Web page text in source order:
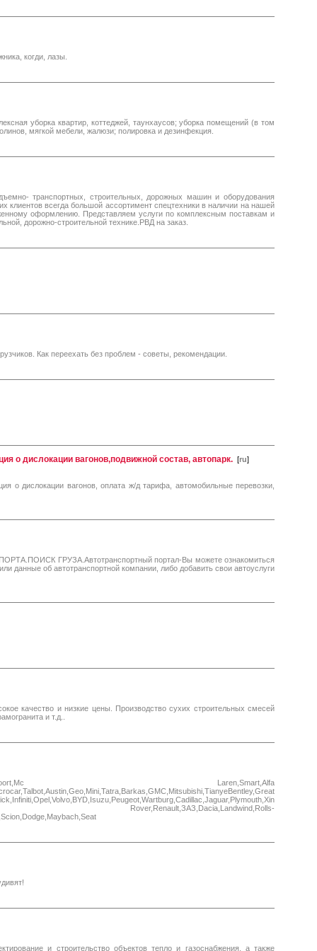
когди, лазы.
уборка квартир, коттеджей, таунхаусов; уборка помещений (в том
мягкой мебели, жалюзи; полировка и дезинфекция.
транспортных, строительных, дорожных машин и оборудования
клиентов всегда большой ассортимент спецтехники в наличии на нашей
оформлению. Представляем услуги по комплексным поставкам и
дорожно-строительной технике.РВД на заказ.
Как переехать без проблем - советы, рекомендации.
о дислокации вагонов,подвижной состав, автопарк. [ru]
о дислокации вагонов, оплата ж/д тарифа, автомобильные перевозки,
ГРУЗА.Автотранспортный портал-Вы можете ознакомиться
данные об автотранспортной компании, либо добавить свои автоуслуги
качество и низкие цены. Производство сухих строительных смесей
и т.д..
Laren,Smart,Alfa
Rover,Renault,ЗАЗ,Dacia,Landwind,Rolls-
и строительство объектов тепло и газоснабжения, а также